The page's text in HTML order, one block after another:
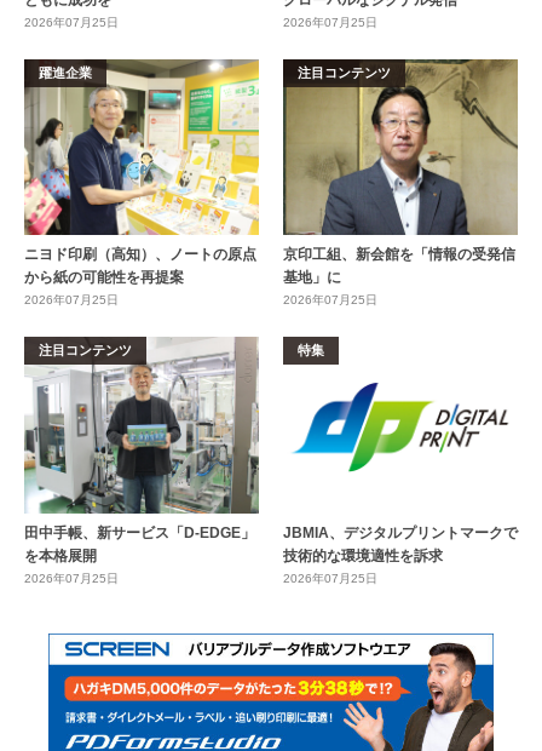
2026年07月25日 2026年07月25日
躍進企業
ニヨド印刷（高知）、ノートの原点
から紙の可能性を再提案
2026年07月25日
注目コンテンツ
京印工組、新会館を「情報の受発信
基地」に
2026年07月25日
注目コンテンツ
田中手帳、新サービス「D-EDGE」
を本格展開
2026年07月25日
特集
JBMIA、デジタルプリントマークで
技術的な環境適性を訴求
2026年07月25日